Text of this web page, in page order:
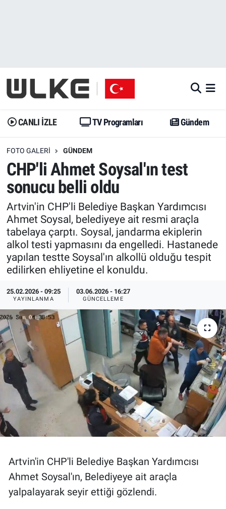
CANLI İZLE TV Programları Gündem
FOTO GALERI GÜNDEM
CHP'li Ahmet Soysal'ın test
sonucu belli oldu
Artvin'in CHP'li Belediye Başkan Yardımcısı
Ahmet Soysal, belediyeye ait resmi araçla
tabelaya çarptı. Soysal, jandarma ekiplerin
alkol testi yapmasını da engelledi. Hastanede
yapılan testte Soysal'ın alkollü olduğu tespit
edilirken ehliyetine el konuldu.
25.02.2026 - 09:25
YAYINLANMA
03.06.2026 - 16:27
GÜNCELLEME
Artvin'in CHP'li Belediye Başkan Yardımcısı
Ahmet Soysal'ın, Belediyeye ait araçla
yalpalayarak seyir ettiği gözlendi.
Gündem
Dünya
Erişim Bilgileri
Ekonomi
Trend
Özel Haberler
Yazarlar
Gündem
Trend
Erişim Bilgileri
Spor
Ekonomi
Dünya
Medya
Özel Haberler
Kadın
Erişim Bilgileri
Sağlık
Teknoloji
Ramazan
İstanbul Namaz Vakitleri
Trafik Durumu
Erişim Bilgileri
Tüm Manşetler
Son Dakika Haberleri
Haber Arşivi